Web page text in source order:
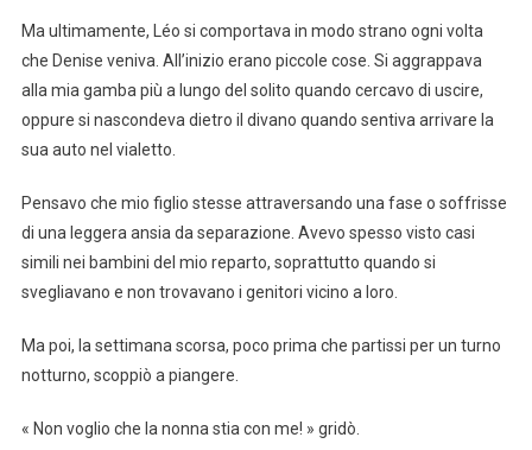
Ma ultimamente, Léo si comportava in modo strano ogni volta
che Denise veniva. All’inizio erano piccole cose. Si aggrappava
alla mia gamba più a lungo del solito quando cercavo di uscire,
oppure si nascondeva dietro il divano quando sentiva arrivare la
sua auto nel vialetto.
Pensavo che mio figlio stesse attraversando una fase o soffrisse
di una leggera ansia da separazione. Avevo spesso visto casi
simili nei bambini del mio reparto, soprattutto quando si
svegliavano e non trovavano i genitori vicino a loro.
Ma poi, la settimana scorsa, poco prima che partissi per un turno
notturno, scoppiò a piangere.
« Non voglio che la nonna stia con me! » gridò.